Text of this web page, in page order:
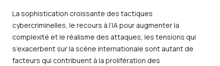
La sophistication croissante des tactiques
cybercriminelles, le recours à l’IA pour augmenter la
complexité et le réalisme des attaques, les tensions qui
s’exacerbent sur la scène internationale sont autant de
facteurs qui contribuent à la prolifération des